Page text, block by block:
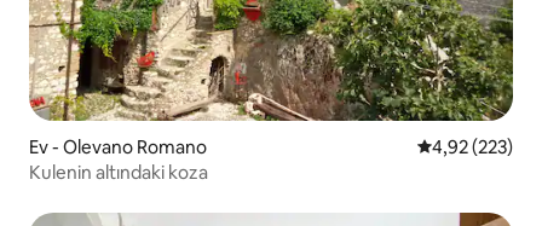
Ev - Olevano Romano 5 üzerinden
4,92 (223)
Kulenin altındaki koza